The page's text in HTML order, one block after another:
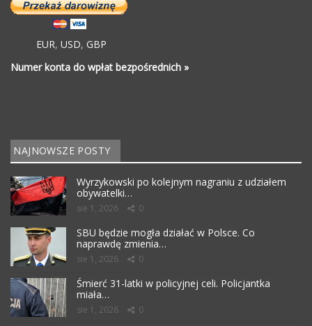
EUR, USD, GBP
Numer konta do wpłat bezpośrednich »
NAJNOWSZE POSTY
Wyrzykowski po kolejnym nagraniu z udziałem
obywatelki…
sie 1, 2026 0
SBU będzie mogła działać w Polsce. Co
naprawdę zmienia…
sie 1, 2026 0
Śmierć 31-latki w policyjnej celi. Policjantka
miała…
sie 1, 2026 0